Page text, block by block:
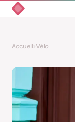
Accueil›Vélo